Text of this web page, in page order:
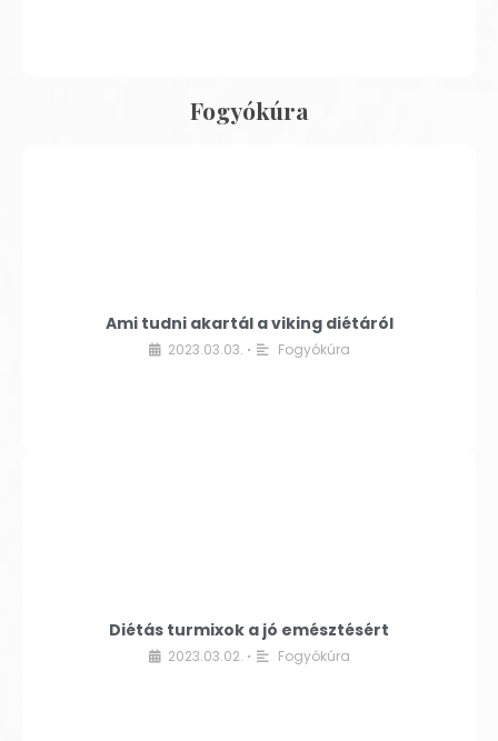
Fogyókúra
Ami tudni akartál a viking diétáról
2023.03.03. • Fogyókúra
Diétás turmixok a jó emésztésért
2023.03.02. • Fogyókúra